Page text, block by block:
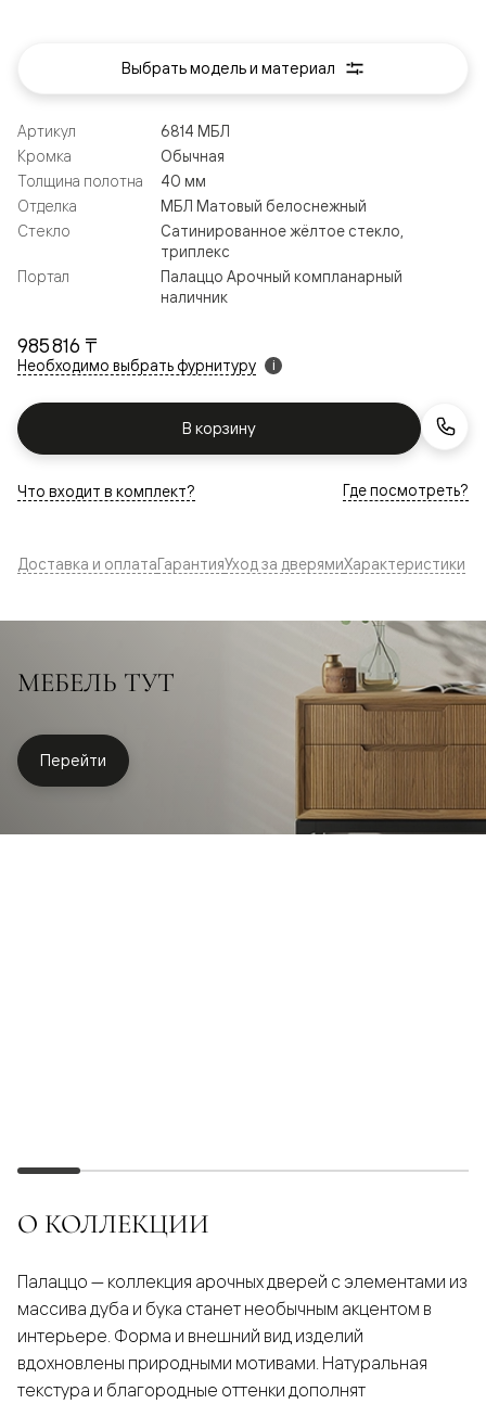
985 816 ₸
Необходимо выбрать фурнитуру i
В корзину
Артикул
6814 МБЛ
Кромка
Обычная
Толщина полотна
40 мм
Отделка
МБЛ Матовый белоснежный
Стекло
Сатинированное жёлтое стекло,
триплекс
Портал
Палаццо Арочный компланарный
наличник
Что входит в комплект? Где посмотреть?
Выбрать модель и материал
Доставка и оплатаГарантияУход за дверямиХарактеристики
МЕБЕЛЬ ТУТ
Перейти
О КОЛЛЕКЦИИ
Палаццо — коллекция арочных дверей с элементами из
массива дуба и бука станет необычным акцентом в
интерьере. Форма и внешний вид изделий
вдохновлены природными мотивами. Натуральная
текстура и благородные оттенки дополнят